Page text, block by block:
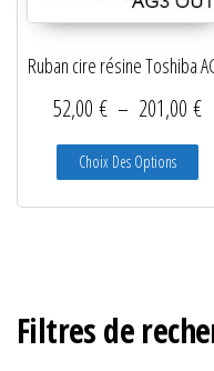
Lecteurs filaires 1D
Lecteurs sans fil 1D
Logiciels étiquettes
Ré-enrouleurs
Têtes d'impression
Ruban cire résine Toshiba
52,00€ – 201,00€
Choix Des Options
Filtres de